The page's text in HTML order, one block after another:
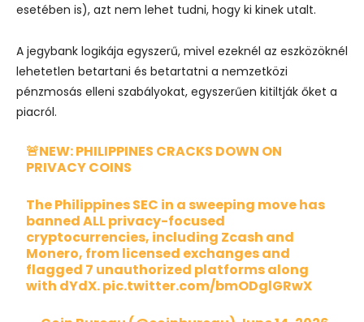
esetében is), azt nem lehet tudni, hogy ki kinek utalt.
A jegybank logikája egyszerű, mivel ezeknél az eszközöknél
lehetetlen betartani és betartatni a nemzetközi
pénzmosás elleni szabályokat, egyszerűen kitiltják őket a
piacról.
🚨NEW: PHILIPPINES CRACKS DOWN ON
PRIVACY COINS
The Philippines SEC in a sweeping move has
banned ALL privacy-focused
cryptocurrencies, including Zcash and
Monero, from licensed exchanges and
flagged 7 unauthorized platforms along
with dYdX.pic.twitter.com/bmODglGRwX